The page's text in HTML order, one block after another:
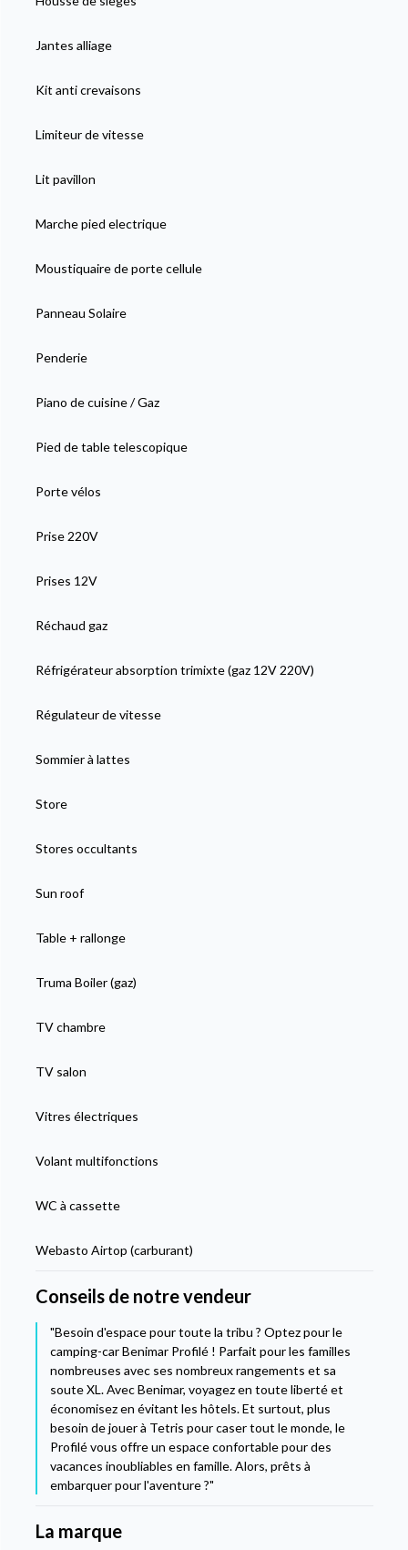
Jantes alliage
Kit anti crevaisons
Limiteur de vitesse
Lit pavillon
Marche pied electrique
Moustiquaire de porte cellule
Panneau Solaire
Penderie
Piano de cuisine / Gaz
Pied de table telescopique
Porte vélos
Prise 220V
Prises 12V
Réchaud gaz
Réfrigérateur absorption trimixte (gaz 12V 220V)
Régulateur de vitesse
Sommier à lattes
Store
Stores occultants
Sun roof
Table + rallonge
Truma Boiler (gaz)
TV chambre
TV salon
Vitres électriques
Volant multifonctions
WC à cassette
Webasto Airtop (carburant)
Conseils de notre vendeur
"Besoin d'espace pour toute la tribu ? Optez pour le
camping-car Benimar Profilé ! Parfait pour les familles
nombreuses avec ses nombreux rangements et sa
soute XL. Avec Benimar, voyagez en toute liberté et
économisez en évitant les hôtels. Et surtout, plus
besoin de jouer à Tetris pour caser tout le monde, le
Profilé vous offre un espace confortable pour des
vacances inoubliables en famille. Alors, prêts à
embarquer pour l'aventure ?"
La marque